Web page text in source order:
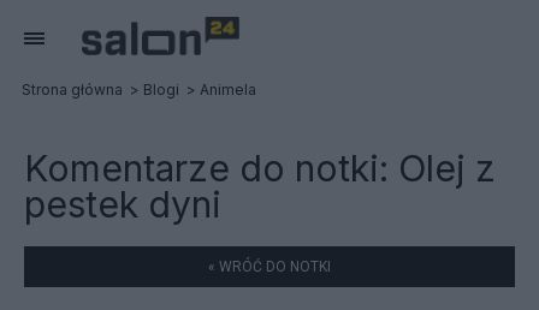
Strona główna Blogi Animela
Komentarze do notki: Olej z
pestek dyni
« WRÓĆ DO NOTKI